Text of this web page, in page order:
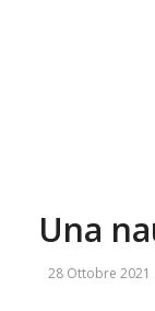
Una
28 Ottobre 2021